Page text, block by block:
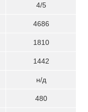
4/5
4686
1810
1442
н/д
480